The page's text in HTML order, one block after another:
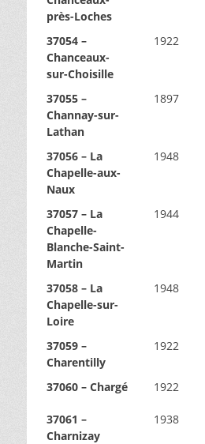
près-Loches
37054 –
Chanceaux-
sur-Choisille
1922
37055 –
Channay-sur-
Lathan
1897
37056 – La
Chapelle-aux-
Naux
1948
37057 – La
Chapelle-
Blanche-Saint-
Martin
1944
37058 – La
Chapelle-sur-
Loire
1948
37059 –
Charentilly
1922
37060 – Chargé 1922
37061 –
Charnizay
1938